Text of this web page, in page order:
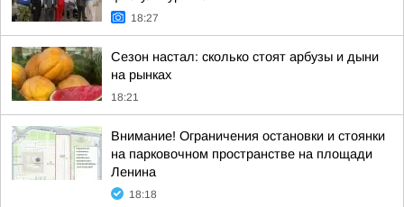
18:27
Сезон настал: сколько стоят арбузы и дыни
на рынках
18:21
Внимание! Ограничения остановки и стоянки
на парковочном пространстве на площади
Ленина
18:18